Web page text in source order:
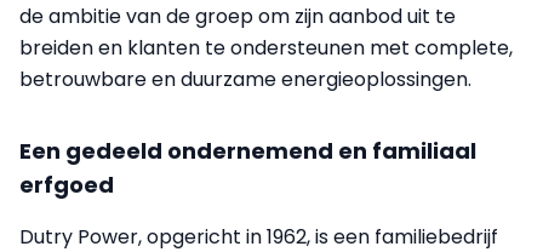
de ambitie van de groep om zijn aanbod uit te
breiden en klanten te ondersteunen met complete,
betrouwbare en duurzame energieoplossingen.
Een gedeeld ondernemend en familiaal
erfgoed
Dutry Power, opgericht in 1962, is een familiebedrijf